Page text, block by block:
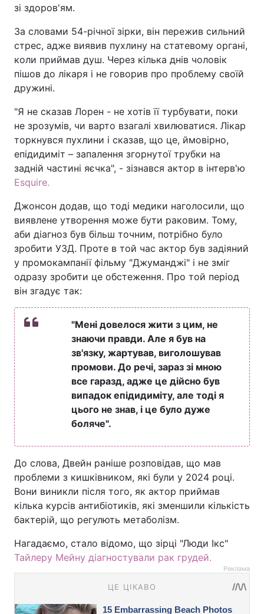
зі здоров'ям.
За словами 54-річної зірки, він пережив сильний
стрес, адже виявив пухлину на статевому органі,
коли приймав душ. Через кілька днів чоловік
пішов до лікаря і не говорив про проблему своїй
дружині.
"Я не сказав Лорен - не хотів її турбувати, поки
не зрозумів, чи варто взагалі хвилюватися. Лікар
торкнувся пухлини і сказав, що це, ймовірно,
епідидиміт – запалення згорнутої трубки на
задній частині яєчка", - зізнався актор в інтерв'ю
Esquire.
Джонсон додав, що тоді медики наголосили, що
виявлене утворення може бути раковим. Тому,
аби діагноз був більш точним, потрібно було
зробити УЗД. Проте в той час актор був задіяний
у промокампанії фільму "Джуманджі" і не зміг
одразу зробити це обстеження. Про той період
він згадує так:
"Мені довелося жити з цим, не
знаючи правди. Але я був на
зв'язку, жартував, виголошував
промови. До речі, зараз зі мною
все гаразд, адже це дійсно був
випадок епідидиміту, але тоді я
цього не знав, і це було дуже
боляче".
До слова, Двейн раніше розповідав, що мав
проблеми з кишківником, які були у 2024 році.
Вони виникли після того, як актор приймав
кілька курсів антибіотиків, які зменшили кількість
бактерій, що регулють метаболізм.
Нагадаємо, стало відомо, що зірці "Люди Ікс"
Тайлеру Мейну діагностували рак грудей.
Реклама